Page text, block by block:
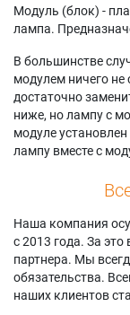
Модуль (блок) -
лампа.
В большинстве
модулем ничего не
достаточно
ниже, но лампу с
модуле
лампу вместе с
Наша компания
с 2013 года. За
партнера. Мы
обязательства.
наших клиентов